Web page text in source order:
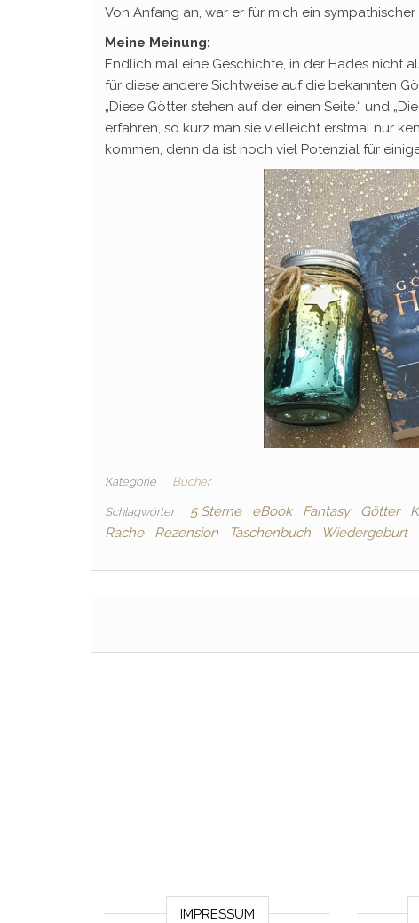
Von Anfang an, war er für mich ein
Meine Meinung:
Endlich mal eine Geschichte, in der Hades nicht
für diese andere Sichtweise auf die bekannten
„Diese Götter stehen auf der einen Seite.“ und
erfahren, so kurz man sie vielleicht erstmal nur
kommen, denn da ist noch viel Potenzial für
Kategorie Bücher
Schlagwörter 5 Sterne eBook Fantasy Götter
Rache
Rezension Taschenbuch Wiedergeburt
IMPRESSUM